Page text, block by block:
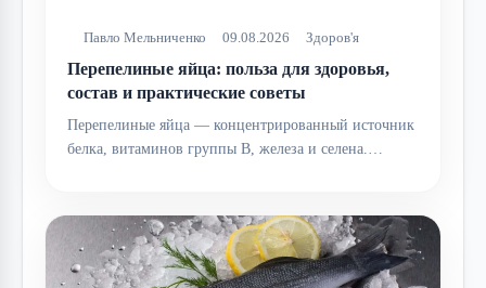
Павло Мельниченко 09.08.2026 Здоров'я
Перепелиные яйца: польза для здоровья,
состав и практические советы
Перепелиные яйца — концентрированный источник
белка, витаминов группы B, железа и селена.…